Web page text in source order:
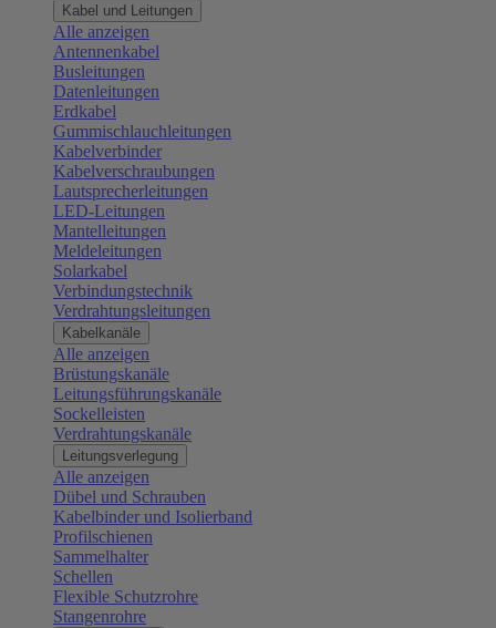
Kabel und Leitungen
Alle anzeigen
Antennenkabel
Busleitungen
Datenleitungen
Erdkabel
Gummischlauchleitungen
Kabelverbinder
Kabelverschraubungen
Lautsprecherleitungen
LED-Leitungen
Mantelleitungen
Meldeleitungen
Solarkabel
Verbindungstechnik
Verdrahtungsleitungen
Kabelkanäle
Alle anzeigen
Brüstungskanäle
Leitungsführungskanäle
Sockelleisten
Verdrahtungskanäle
Leitungsverlegung
Alle anzeigen
Dübel und Schrauben
Kabelbinder und Isolierband
Profilschienen
Sammelhalter
Schellen
Flexible Schutzrohre
Stangenrohre